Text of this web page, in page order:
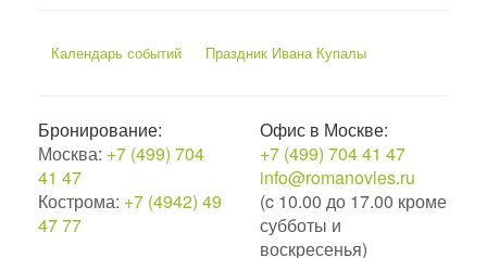
Календарь событий Праздник Ивана Купалы
Бронирование:
Москва: +7 (499) 704
41 47
Кострома: +7 (4942) 49
47 77
Офис в Москве:
+7 (499) 704 41 47
info@romanovles.ru
(c 10.00 до 17.00 кроме
субботы и
воскресенья)